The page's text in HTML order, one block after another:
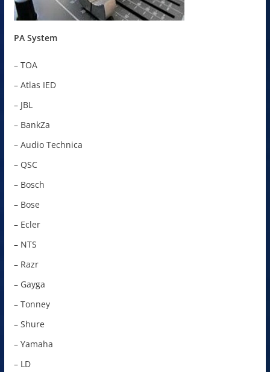
PA System
– TOA
– Atlas IED
– JBL
– BankZa
– Audio Technica
– QSC
– Bosch
– Bose
– Ecler
– NTS
– Razr
– Gayga
– Tonney
– Shure
– Yamaha
– LD